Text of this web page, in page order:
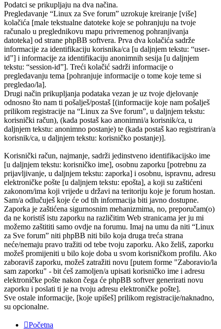
Podatci se prikupljaju na dva načina.
Pregledavanje “Linux za Sve forum” uzrokuje kreiranje [više]
kolačića [male tekstualne datoteke koje se pohranjuju na tvoje
računalo u preglednikovu mapu privremenog pohranjivanja
datoteka] od strane phpBB softvera. Prva dva kolačića sadrže
informacije za identifikaciju korisnika/ca [u daljnjem tekstu: “user-
id”] i informacije za identifikaciju anonimnih sesija [u daljnjem
tekstu: “session-id”]. Treći kolačić sadrži informacije o
pregledavanju tema [pohranjuje informacije o tome koje teme si
pregledao/la].
Drugi način prikupljanja podataka vezan je uz tvoje djelovanje
odnosno što nam ti pošalješ/postaš [(informacije koje nam pošalješ
prilikom registracije na “Linux za Sve forum”, u daljnjem tekstu:
korisnički račun), (kada postaš kao anonimni/a korisnik/ca, u
daljnjem tekstu: anonimno postanje) te (kada postaš kao registriran/a
korisnik/ca, u daljnjem tekstu: korisničko postanje)].
Korisnički račun, najmanje, sadrži jedinstveno identifikacijsko ime
[u daljnjem tekstu: korisničko ime], osobnu zaporku [potrebnu za
prijavljivanje, u daljnjem tekstu: zaporka] i osobnu, ispravnu, adresu
elektroničke pošte [u daljnjem tekstu: epošta], a koji su zaštićeni
zakonom/ima koji vrijede u državi na teritoriju koje je forum hostan.
Sam/a odlučuješ koje će od tih informacija biti javno dostupne.
Zaporka je zaštićena sigurnosnim mehanizmima, no, preporučam(o)
da ne koristiš istu zaporku na različitim Web stranicama jer ju mi
možemo zaštititi samo ovdje na forumu. Imaj na umu da niti “Linux
za Sve forum” niti phpBB niti bilo koja druga treća strana
neće/nemaju pravo tražiti od tebe tvoju zaporku. Ako želiš, zaporku
možeš promijeniti u bilo koje doba u svom korisničkom profilu. Ako
zaboraviš zaporku, možeš zatražiti novu [putem forme "Zaboravio/la
sam zaporku" - bit ćeš zamoljen/a upisati korisničko ime i adresu
elektroničke pošte nakon čega će phpBB softver generirati novu
zaporku i poslati ti je na tvoju adresu elektroničke pošte].
Sve ostale informacije, [koje upišeš] prilikom registracije/naknadno,
su opcionalne.
Početna